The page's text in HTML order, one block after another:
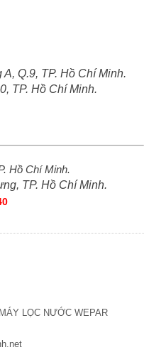
Q.9, TP. Hồ Chí Minh.
TP. Hồ Chí Minh.
Hồ Chí Minh.
TP. Hồ Chí Minh.
LỌC NƯỚC WEPAR